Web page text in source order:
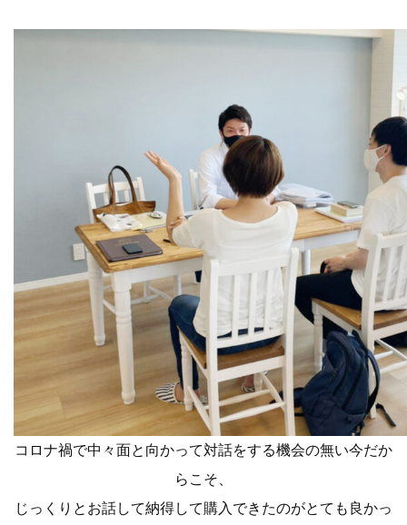
コロナ禍で中々面と向かって対話をする機会の無い今だか
らこそ、
じっくりとお話して納得して購入できたのがとても良かっ